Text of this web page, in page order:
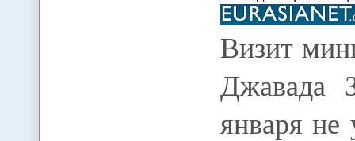
Визит
Джавада
января не